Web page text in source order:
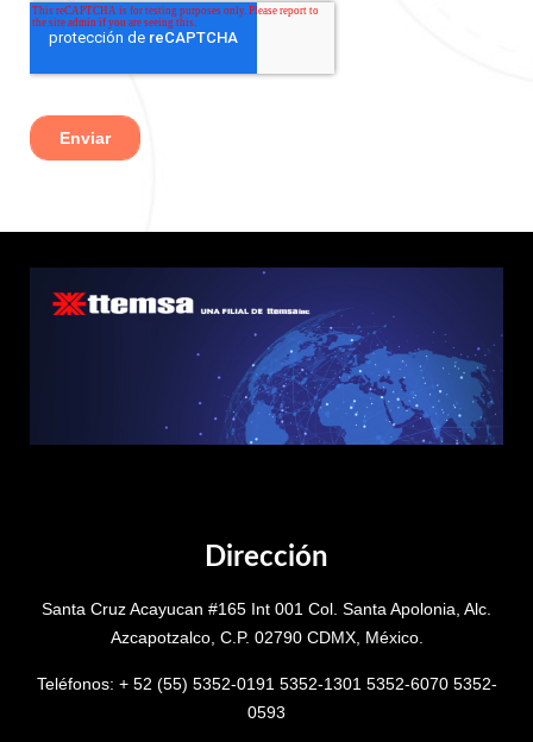
Dirección
Santa Cruz Acayucan #165 Int 001 Col. Santa Apolonia, Alc.
Azcapotzalco, C.P. 02790 CDMX, México.
Teléfonos: + 52 (55) 5352-0191 5352-1301 5352-6070 5352-
0593